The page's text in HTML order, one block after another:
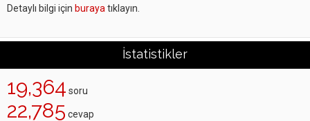
Detaylı bilgi için buraya tıklayın.
İstatistikler
19,364 soru
22,785 cevap